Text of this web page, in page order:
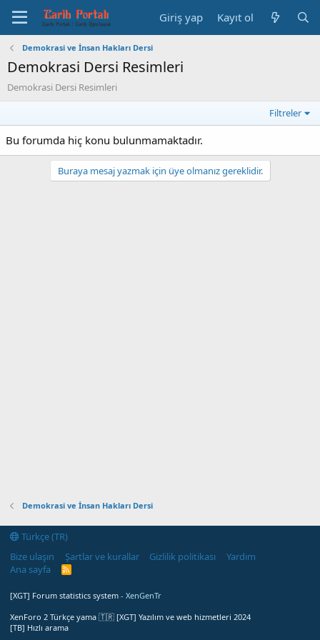
Giriş yap Kayıt ol
Demokrasi ve İnsan Hakları Dersi
Demokrasi Dersi Resimleri
Demokrasi Dersi Resimleri
Filtreler
Bu forumda hiç konu bulunmamaktadır.
Buraya mesaj yazmak için üye olmanız gereklidir.
Demokrasi ve İnsan Hakları Dersi
Türkçe (TR)
Bize ulaşın
Şartlar ve kurallar Gizlilik politikası
Yardım
Ana sayfa
R
[XGT] Forum statistics system - XenGenTr
XenForo 2 Türkçe yama 🇹🇷 [XGT] Yazılım ve web hizmetleri 2024
[TB] Hızlı arama